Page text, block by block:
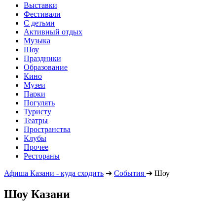
Выставки
Фестивали
С детьми
Активный отдых
Музыка
Шоу
Праздники
Образование
Кино
Музеи
Парки
Погулять
Туристу
Театры
Пространства
Клубы
Прочее
Рестораны
Афиша Казани - куда сходить ➔ События ➔ Шоу
Шоу Казани